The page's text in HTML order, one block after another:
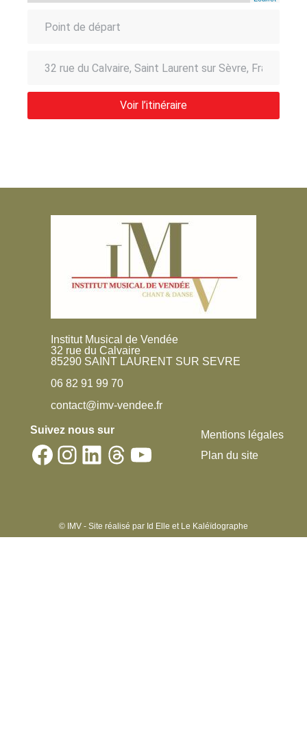
Voir l’itinéraire
Institut Musical de Vendée
32 rue du Calvaire
85290 SAINT LAURENT SUR SEVRE
06 82 91 99 70
contact@imv-vendee.fr
Suivez nous sur
Facebook
Instagram
LinkedIn
Threads
YouTube
Mentions légales
Plan du site
© IMV - Site réalisé par Id Elle et Le Kaléïdographe